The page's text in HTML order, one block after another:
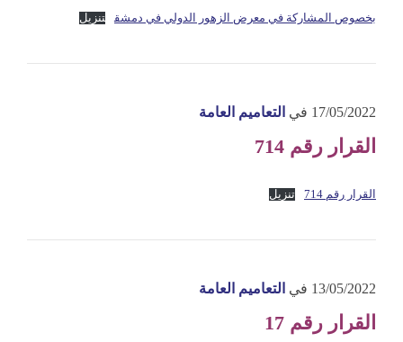
بخصوص المشاركة في معرض الزهور الدولي في دمشق تنزيل
17/05/2022 في التعاميم العامة
القرار رقم 714
القرار رقم 714 تنزيل
13/05/2022 في التعاميم العامة
القرار رقم 17